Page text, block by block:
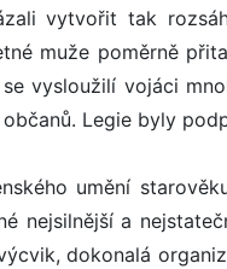
vytvořit tak
muže poměrně
vysloužilí vojáci
Legie byly
umění
nejsilnější a
dokonalá